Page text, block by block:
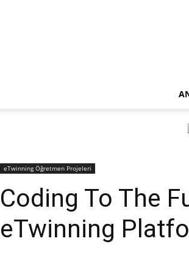
eTwinning Öğretmen Projeleri
Coding To The
eTwinning